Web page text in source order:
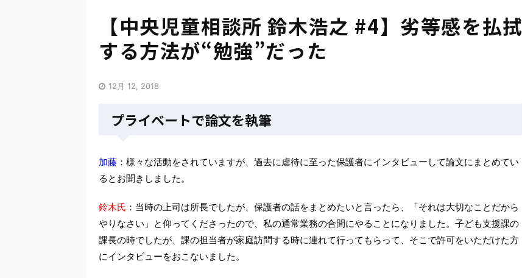
【中央児童相談所 鈴木浩之 #4】劣等感を払拭
する方法が“勉強”だった
12月 12, 2018
プライベートで論文を執筆
加藤 ：様々な活動をされていますが、過去に虐待に至った保護者にインタビューして論文にまとめてい
るとお聞きしました。
鈴木氏 ：当時の上司は所長でしたが、保護者の話をまとめたいと言ったら、「それは大切なことだから
やりなさい」と仰ってくださったので、私の通常業務の合間にやることになりました。子ども支援課の
課長の時でしたが、課の担当者が家庭訪問する時に連れて行ってもらって、そこで許可をいただけた方
にインタビューをおこないました。